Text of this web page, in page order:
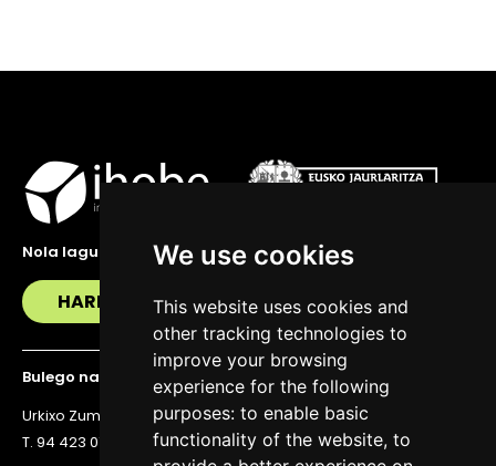
We use cookies
This website uses cookies and
other tracking technologies to
improve your browsing
experience for the following
purposes: to enable basic
functionality of the website, to
Nola lagundu zaitzakegu?
HARREMANETAN JARRI
Bulego nagusia
Urkixo Zumarkalea 36, 6. solairua, 48011 Bilbo
T. 94 423 07 43